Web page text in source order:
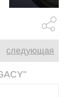
По
зарядкой
следующая